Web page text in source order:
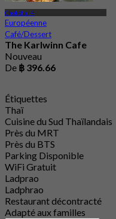
Chokchai 4
Européenne
Café/Dessert
The Karlwinn Cafe
Nouveau
De ฿ 396.66
Étiquettes
Thaï
Cuisine du Sud Thaïlandais
Près du MRT
Près du BTS
Parking Disponible
WiFi Gratuit
Ladprao
Ladphrao
Restaurant décontracté
Adapté aux familles